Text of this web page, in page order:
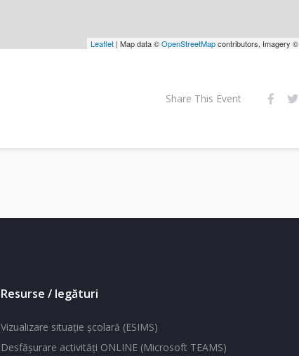
Leaflet | Map data ©OpenStreetMapcontributors, Imagery ©
Share This Event
Resurse / legături
Vizualizare situaţie şcolară (ESIMS)
Desfăşurare activităţi ONLINE (Microsoft TEAMS)